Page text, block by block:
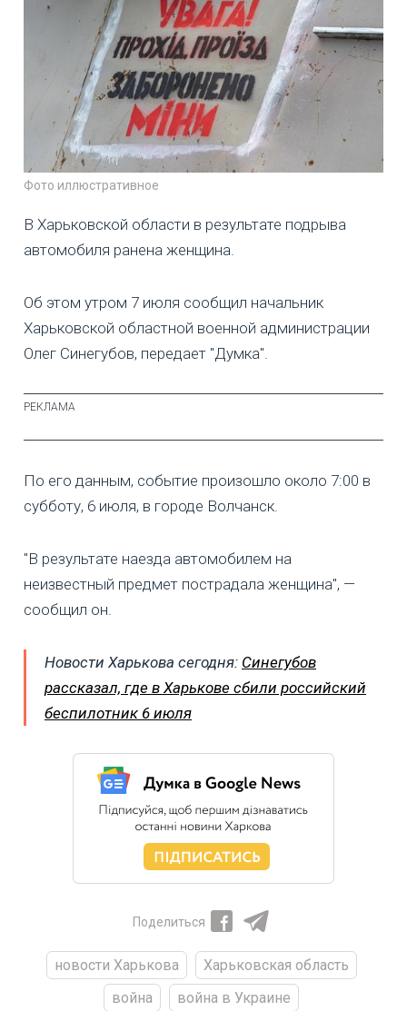
Фото иллюстративное
В Харьковской области в результате подрыва
автомобиля ранена женщина.
Об этом утром 7 июля сообщил начальник
Харьковской областной военной администрации
Олег Синегубов, передает "Думка".
По его данным, событие произошло около 7:00 в
субботу, 6 июля, в городе Волчанск.
"В результате наезда автомобилем на
неизвестный предмет пострадала женщина", —
сообщил он.
Новости Харькова сегодня: Синегубов
рассказал, где в Харькове сбили российский
беспилотник 6 июля
Поделиться
новости Харькова
Харьковская область
война
война в Украине